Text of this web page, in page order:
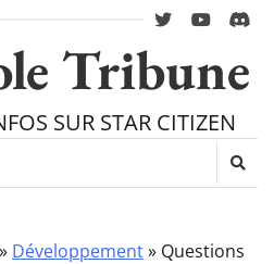
twitteryoutube
Tribune
SUR STAR CITIZEN
» Développement» Questions